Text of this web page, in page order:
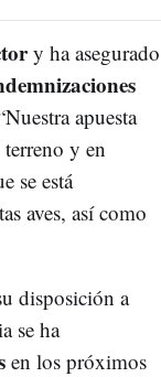
y ha asegurado
apuesta
y en
se está
aves, así como
disposición a
se ha
en los próximos